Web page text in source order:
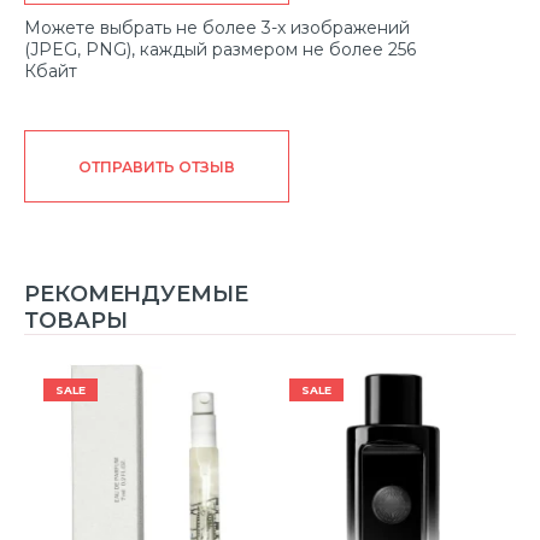
Можете выбрать не более 3-х изображений
(JPEG, PNG), каждый размером не более 256
Кбайт
ОТПРАВИТЬ ОТЗЫВ
РЕКОМЕНДУЕМЫЕ
ТОВАРЫ
SALE SALE